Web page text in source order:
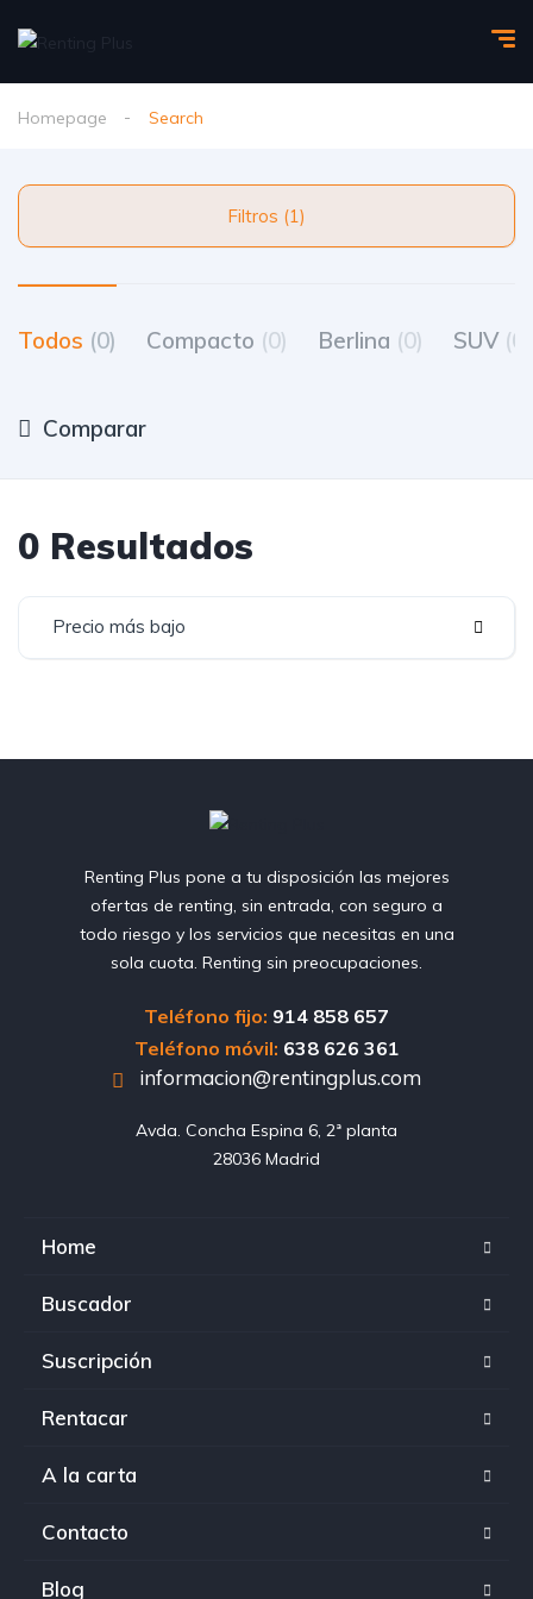
Homepage Search
Filtros (1)
Todos (0) Compacto (0) Berlina (0) SUV (0)
Comparar
0 Resultados
Precio más bajo
Renting Plus pone a tu disposición las mejores
ofertas de renting, sin entrada, con seguro a
todo riesgo y los servicios que necesitas en una
sola cuota. Renting sin preocupaciones.
Teléfono fijo: 914 858 657
Teléfono móvil: 638 626 361
informacion@rentingplus.com
Avda. Concha Espina 6, 2ª planta
28036 Madrid
Home
Buscador
Suscripción
Rentacar
A la carta
Contacto
Blog